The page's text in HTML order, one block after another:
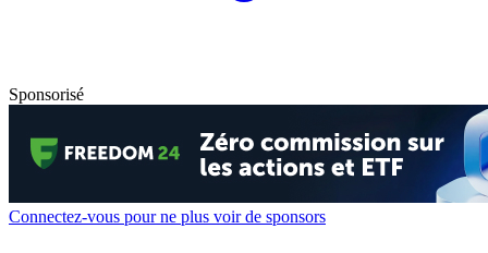
Sponsorisé
Connectez-vous pour ne plus voir de sponsors